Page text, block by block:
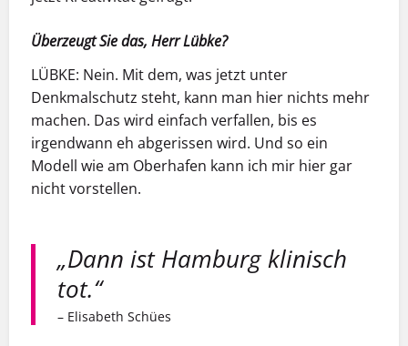
Überzeugt Sie das, Herr Lübke?
LÜBKE: Nein. Mit dem, was jetzt unter
Denkmalschutz steht, kann man hier nichts mehr
machen. Das wird einfach verfallen, bis es
irgendwann eh abgerissen wird. Und so ein
Modell wie am Oberhafen kann ich mir hier gar
nicht vorstellen.
„Dann ist Hamburg klinisch
tot.“
– Elisabeth Schües